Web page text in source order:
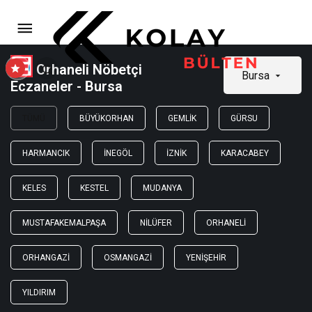
Orhaneli Nöbetçi
Eczaneler - Bursa
Bursa
BÜYÜKORHAN GEMLIK GÜRSU
HARMANCIK İNEGÖL İZNIK KARACABEY
KELES KESTEL MUDANYA
MUSTAFAKEMALPAŞA NILÜFER ORHANELI
ORHANGAZI OSMANGAZI YENIŞEHIR
YILDIRIM